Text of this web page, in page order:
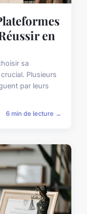
en
sa
Plusieurs
par leurs
6 min de lecture →